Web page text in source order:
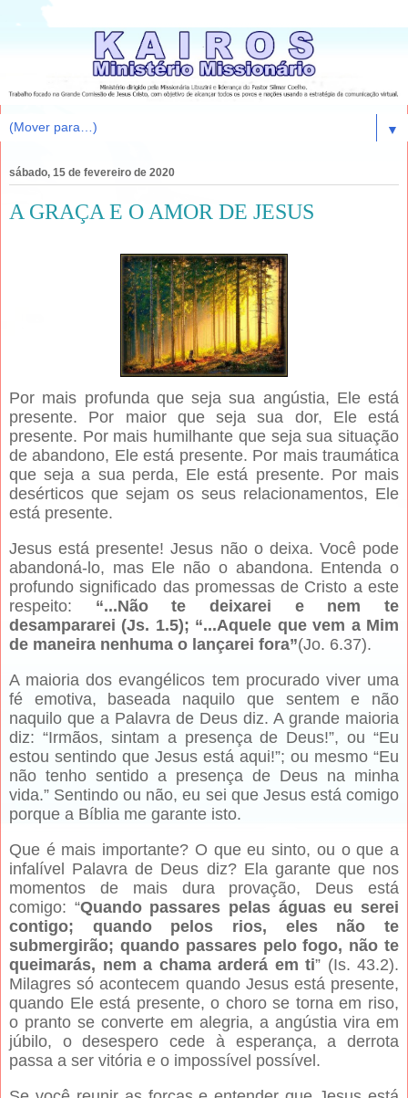
▼
sábado, 15 de fevereiro de 2020
A GRAÇA E O AMOR DE JESUS
Por mais profunda que seja sua angústia, Ele está
presente. Por maior que seja sua dor, Ele está
presente. Por mais humilhante que seja sua situação
de abandono, Ele está presente. Por mais traumática
que seja a sua perda, Ele está presente. Por mais
desérticos que sejam os seus relacionamentos, Ele
está presente.
Jesus está presente! Jesus não o deixa. Você pode
abandoná-lo, mas Ele não o abandona. Entenda o
profundo significado das promessas de Cristo a este
respeito: “...Não te deixarei e nem te
desampararei (Js. 1.5); “...Aquele que vem a Mim
de maneira nenhuma o lançarei fora”(Jo. 6.37).
A maioria dos evangélicos tem procurado viver uma
fé emotiva, baseada naquilo que sentem e não
naquilo que a Palavra de Deus diz. A grande maioria
diz: “Irmãos, sintam a presença de Deus!”, ou “Eu
estou sentindo que Jesus está aqui!”; ou mesmo “Eu
não tenho sentido a presença de Deus na minha
vida.” Sentindo ou não, eu sei que Jesus está comigo
porque a Bíblia me garante isto.
Que é mais importante? O que eu sinto, ou o que a
infalível Palavra de Deus diz? Ela garante que nos
momentos de mais dura provação, Deus está
comigo: “Quando passares pelas águas eu serei
contigo; quando pelos rios, eles não te
submergirão; quando passares pelo fogo, não te
queimarás, nem a chama arderá em ti” (Is. 43.2).
Milagres só acontecem quando Jesus está presente,
quando Ele está presente, o choro se torna em riso,
o pranto se converte em alegria, a angústia vira em
júbilo, o desespero cede à esperança, a derrota
passa a ser vitória e o impossível possível.